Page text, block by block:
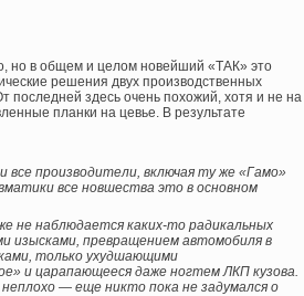
но в общем и целом новейший «ТАК» это
решения двух производственных
последней здесь очень похожий, хотя и не на
планки на цевье. В результате
производители, включая ту же «Гамо»
все новшества это в основном
не наблюдается каких-то радикальных
изысками, превращением автомобиля в
только ухудшающими
и царапающееся даже ногтем ЛКП кузова.
— еще никто пока не задумался о